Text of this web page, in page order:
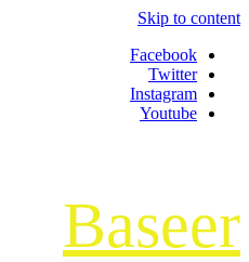
Skip to content
Facebook
Twitter
Instagram
Youtube
Baseer